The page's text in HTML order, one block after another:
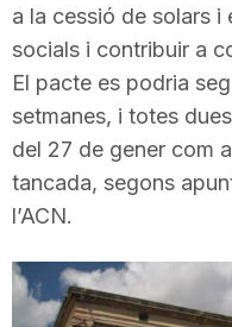
u
t
a
d
a la cessió de solars
socials i contribuir a
El pacte es podria
setmanes, i totes
del 27 de gener com
tancada, segons
l’ACN.